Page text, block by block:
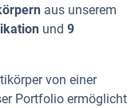
aus unserem
und 9
von einer
Portfolio ermöglicht